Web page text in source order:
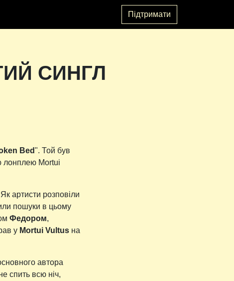
Підтримати
СИНГЛ
Bed". Той був
лонплею Mortui
артисти розповіли
пошуки в цьому
Федором,
у Mortui Vultus на
автора
спить всю ніч,